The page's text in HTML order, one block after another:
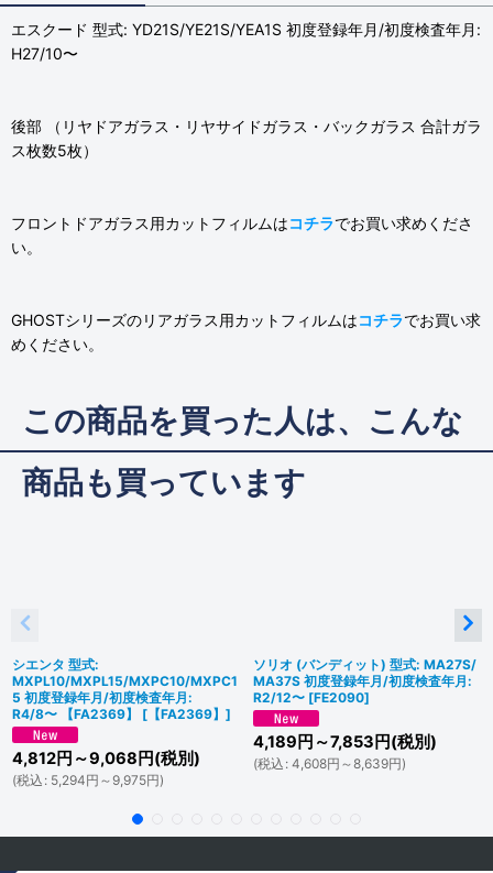
エスクード 型式: YD21S/YE21S/YEA1S 初度登録年月/初度検査年月:
H27/10〜
後部 （リヤドアガラス・リヤサイドガラス・バックガラス 合計ガラ
ス枚数5枚）
フロントドアガラス用カットフィルムはコチラでお買い求めくださ
い。
GHOSTシリーズのリアガラス用カットフィルムはコチラでお買い求
めください。
この商品を買った人は、こんな
商品も買っています
シエンタ 型式:
MXPL10/MXPL15/MXPC10/MXPC1
5 初度登録年月/初度検査年月:
R4/8〜 【FA2369】
[ 【FA2369】 ]
4,812円 ～9,068 円(税別)
(税込 : 5,294円 ～9,975円)
ソリオ (バンディット) 型式: MA27S/
MA37S 初度登録年月/初度検査年月:
R2/12〜 [FE2090]
4,189 円 ～7,853 円(税別)
(税込 : 4,608円 ～8,639円)